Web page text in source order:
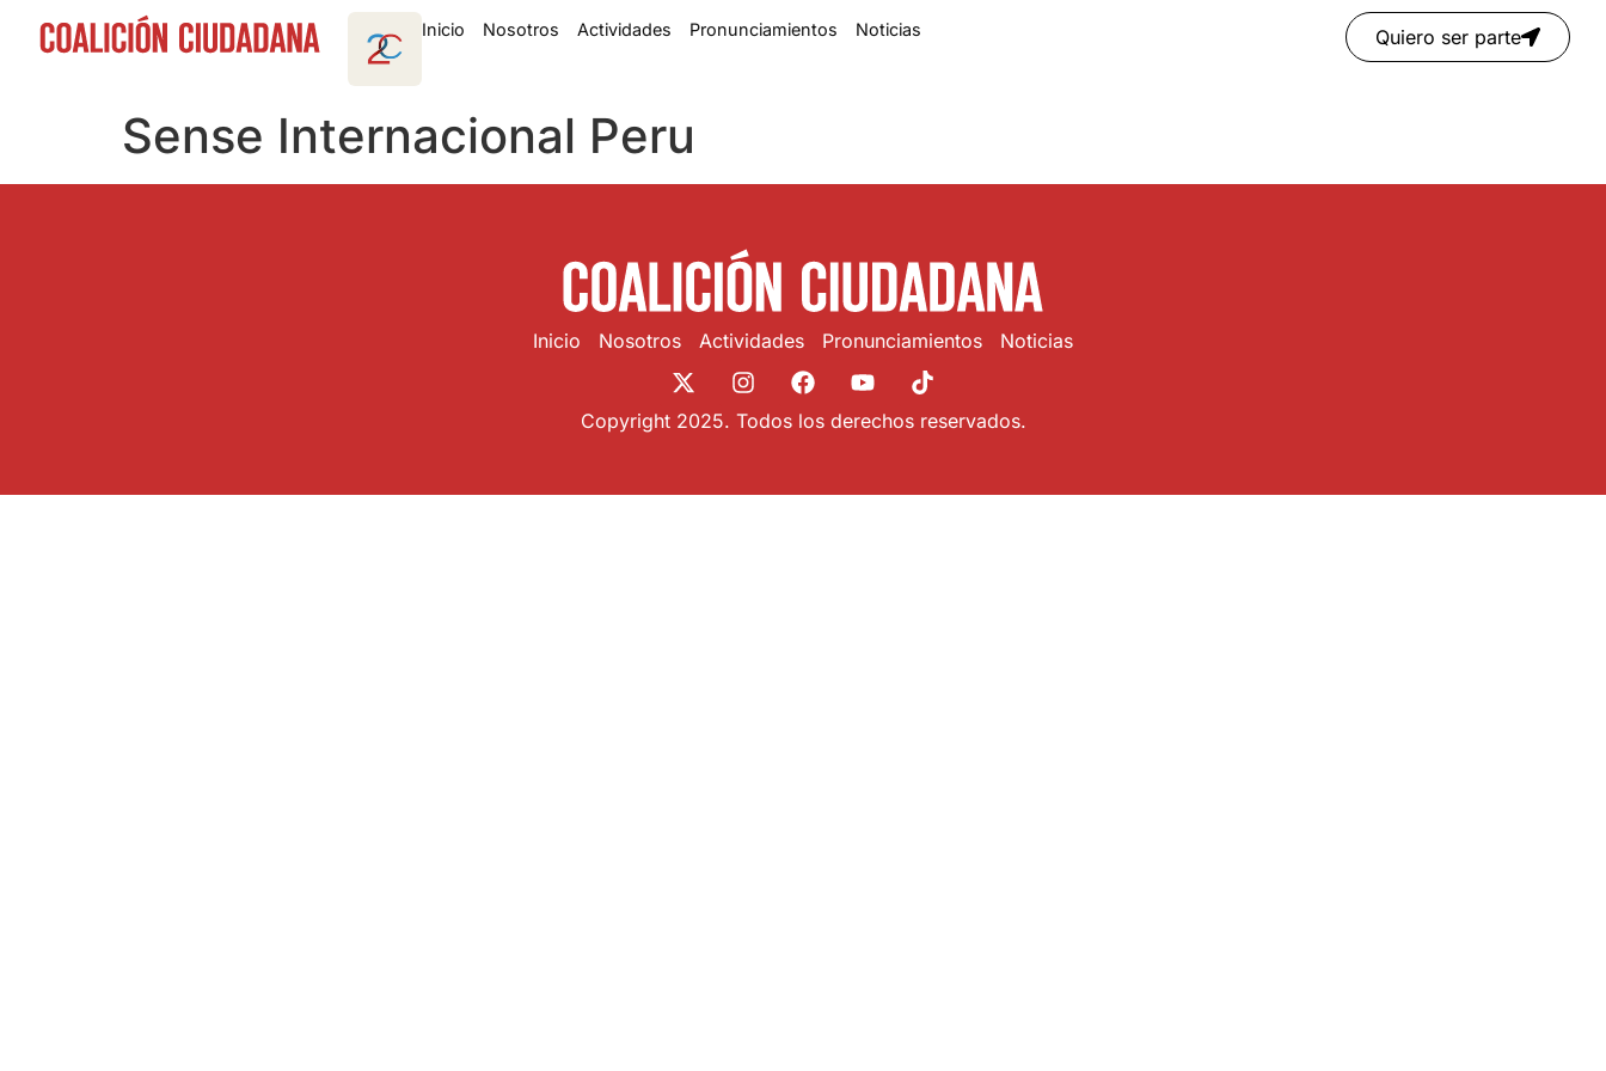
Inicio Nosotros Actividades Pronunciamientos Noticias Quiero ser parte
Sense Internacional Peru
Inicio Nosotros Actividades Pronunciamientos Noticias
Copyright 2025. Todos los derechos reservados.